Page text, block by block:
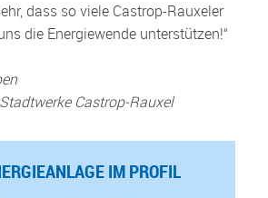
dass so viele Castrop-Rauxeler
die Energiewende unterstützen!“
Castrop-Rauxel
IM PROFIL